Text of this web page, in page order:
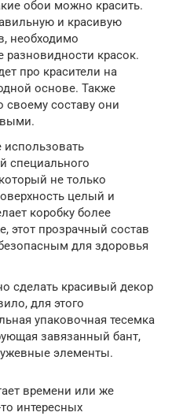
обои можно красить.
и красивую
необходимо
разновидности красок.
про красители на
основе. Также
своему составу они
специального
не только
целый и
коробку более
этот прозрачный состав
для здоровья
сделать красивый декор
для этого
упаковочная тесемка
завязанный бант,
элементы.
времени или же
интересных